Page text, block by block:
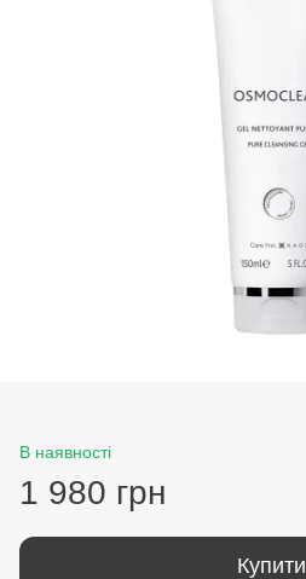
В наявності
1 980 грн
Купити